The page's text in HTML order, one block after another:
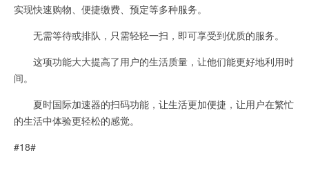
实现快速购物、便捷缴费、预定等多种服务。
无需等待或排队，只需轻轻一扫，即可享受到优质的服务。
这项功能大大提高了用户的生活质量，让他们能更好地利用时
间。
夏时国际加速器的扫码功能，让生活更加便捷，让用户在繁忙
的生活中体验更轻松的感觉。
#18#